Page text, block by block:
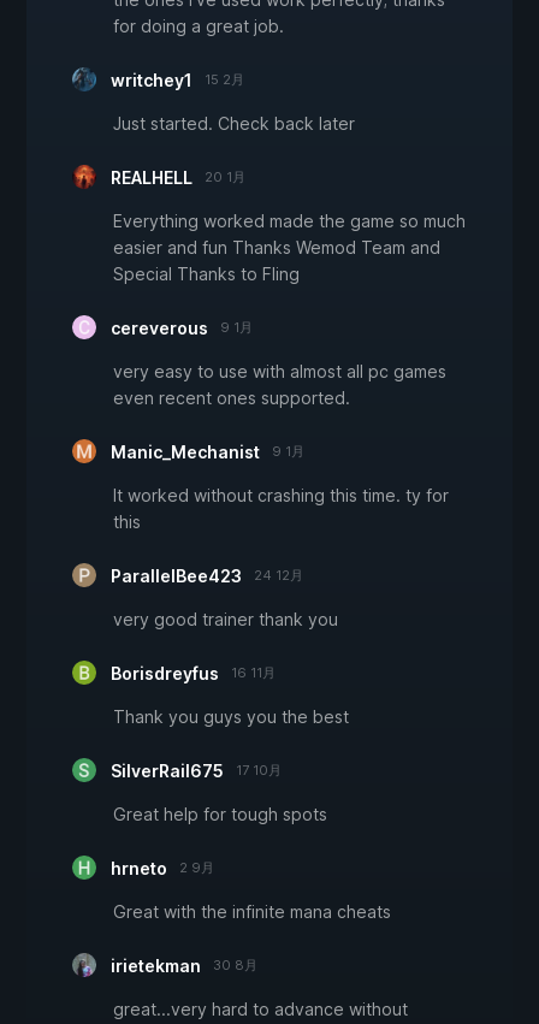
for doing a great job.
writchey1 15 2月
Just started. Check back later
REALHELL 20 1月
Everything worked made the game so much
easier and fun Thanks Wemod Team and
Special Thanks to Fling
cereverous 9 1月
very easy to use with almost all pc games
even recent ones supported.
Manic_Mechanist 9 1月
It worked without crashing this time. ty for
this
ParallelBee423 24 12月
very good trainer thank you
Borisdreyfus 16 11月
Thank you guys you the best
SilverRail675 17 10月
Great help for tough spots
hrneto 2 9月
Great with the infinite mana cheats
irietekman 30 8月
great...very hard to advance without